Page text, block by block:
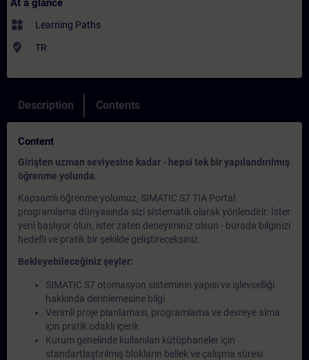
At a glance
widgets Learning Paths
where_to_vote TR
Description Contents
Content
Girişten uzman seviyesine kadar - hepsi tek bir yapılandırılmış
öğrenme yolunda.
Kapsamlı öğrenme yolumuz, SIMATIC S7 TIA Portal
programlama dünyasında sizi sistematik olarak yönlendirir. İster
yeni başlıyor olun, ister zaten deneyiminiz olsun - burada bilginizi
hedefli ve pratik bir şekilde geliştireceksiniz.
Bekleyebileceğiniz şeyler:
SIMATIC S7 otomasyon sisteminin yapısı ve işlevselliği
hakkında derinlemesine bilgi
Verimli proje planlaması, programlama ve devreye alma
için pratik odaklı içerik
Kurum genelinde kullanılan kütüphaneler için
standartlaştırılmış blokların bellek ve çalışma süresi